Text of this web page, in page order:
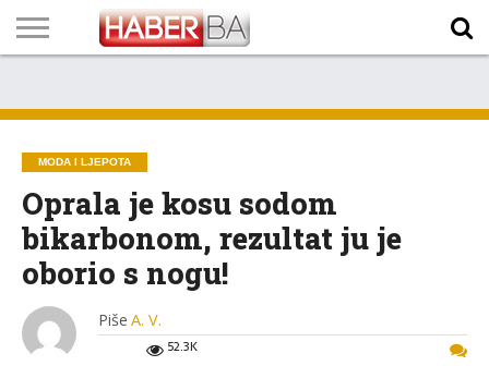
TECH
PROGRAM
PROGNOZA
PUTEVIMA
LISTA
NAMA
MODA I LJEPOTA
Oprala je kosu sodom
bikarbonom, rezultat ju je
oborio s nogu!
Piše A. V.
52.3K